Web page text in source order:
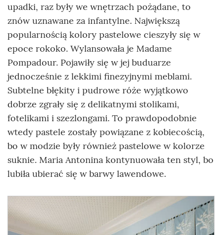
upadki, raz były we wnętrzach pożądane, to
znów uznawane za infantylne. Największą
popularnością kolory pastelowe cieszyły się w
epoce rokoko. Wylansowała je Madame
Pompadour. Pojawiły się w jej buduarze
jednocześnie z lekkimi finezyjnymi meblami.
Subtelne błękity i pudrowe róże wyjątkowo
dobrze zgrały się z delikatnymi stolikami,
fotelikami i szezlongami. To prawdopodobnie
wtedy pastele zostały powiązane z kobiecością,
bo w modzie były również pastelowe w kolorze
suknie. Maria Antonina kontynuowała ten styl, bo
lubiła ubierać się w barwy lawendowe.